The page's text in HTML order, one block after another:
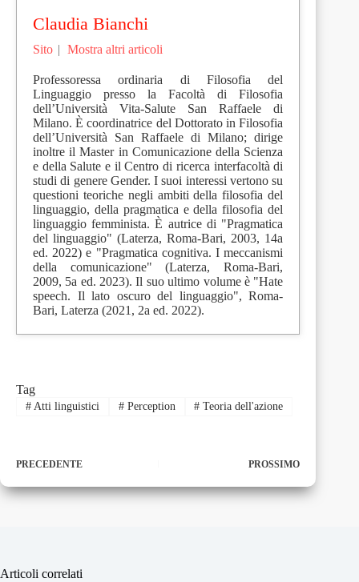
Claudia Bianchi
Sito | Mostra altri articoli
Professoressa ordinaria di Filosofia del
Linguaggio presso la Facoltà di Filosofia
dell’Università Vita-Salute San Raffaele di
Milano. È coordinatrice del Dottorato in Filosofia
dell’Università San Raffaele di Milano; dirige
inoltre il Master in Comunicazione della Scienza
e della Salute e il Centro di ricerca interfacoltà di
studi di genere Gender. I suoi interessi vertono su
questioni teoriche negli ambiti della filosofia del
linguaggio, della pragmatica e della filosofia del
linguaggio femminista. È autrice di "Pragmatica
del linguaggio" (Laterza, Roma-Bari, 2003, 14a
ed. 2022) e "Pragmatica cognitiva. I meccanismi
della comunicazione" (Laterza, Roma-Bari,
2009, 5a ed. 2023). Il suo ultimo volume è "Hate
speech. Il lato oscuro del linguaggio", Roma-
Bari, Laterza (2021, 2a ed. 2022).
Tag
#Atti linguistici #Perception # Teoria dell'azione
PRECEDENTE PROSSIMO
Articoli correlati